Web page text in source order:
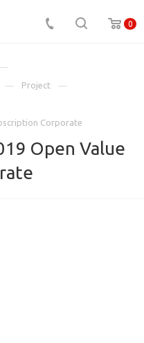
0
Project
Corporate
Open Value